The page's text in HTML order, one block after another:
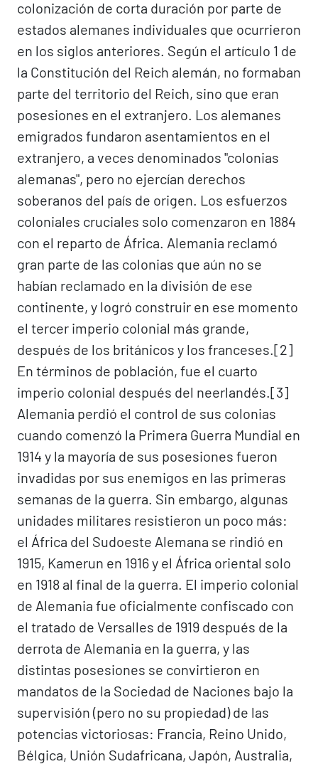
colonización de corta duración por parte de
estados alemanes individuales que ocurrieron
en los siglos anteriores. Según el artículo 1 de
la Constitución del Reich alemán, no formaban
parte del territorio del Reich, sino que eran
posesiones en el extranjero. Los alemanes
emigrados fundaron asentamientos en el
extranjero, a veces denominados "colonias
alemanas", pero no ejercían derechos
soberanos del país de origen. Los esfuerzos
coloniales cruciales solo comenzaron en 1884
con el reparto de África. Alemania reclamó
gran parte de las colonias que aún no se
habían reclamado en la división de ese
continente, y logró construir en ese momento
el tercer imperio colonial más grande,
después de los británicos y los franceses.[2]​
En términos de población, fue el cuarto
imperio colonial después del neerlandés.[3]​
Alemania perdió el control de sus colonias
cuando comenzó la Primera Guerra Mundial en
1914 y la mayoría de sus posesiones fueron
invadidas por sus enemigos en las primeras
semanas de la guerra. Sin embargo, algunas
unidades militares resistieron un poco más:
el África del Sudoeste Alemana se rindió en
1915, Kamerun en 1916 y el África oriental solo
en 1918 al final de la guerra. El imperio colonial
de Alemania fue oficialmente confiscado con
el tratado de Versalles de 1919 después de la
derrota de Alemania en la guerra, y las
distintas posesiones se convirtieron en
mandatos de la Sociedad de Naciones bajo la
supervisión (pero no su propiedad) de las
potencias victoriosas: Francia, Reino Unido,
Bélgica, Unión Sudafricana, Japón, Australia,